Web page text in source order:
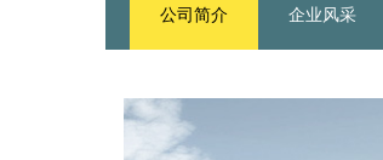
公司简介 企业风采